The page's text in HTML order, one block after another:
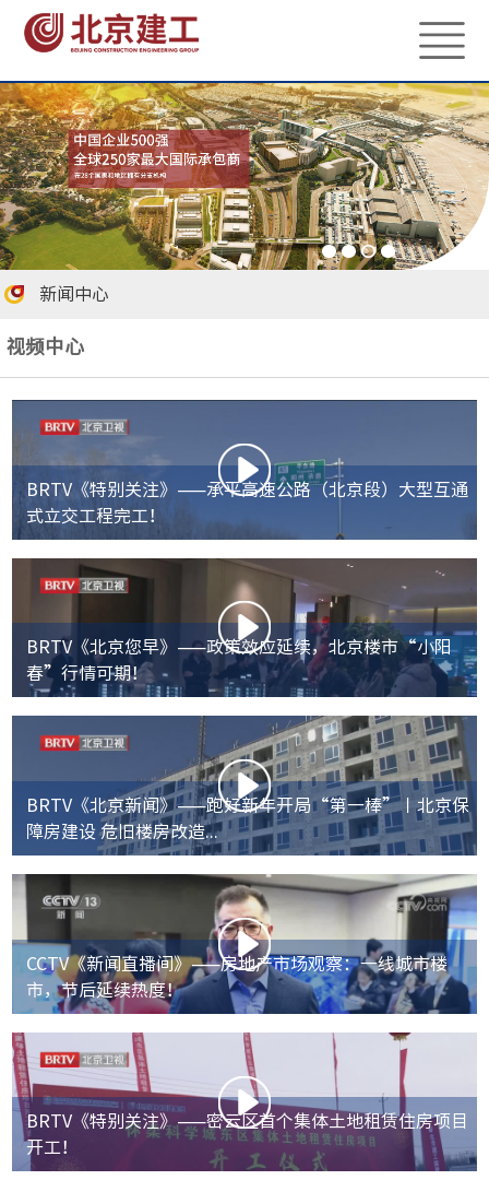
新闻中心
视频中心
BRTV《特别关注》——承平高速公路（北京段）大型互通
式立交工程完工！
BRTV《北京您早》——政策效应延续，北京楼市“小阳
春”行情可期！
BRTV《北京新闻》——跑好新年开局“第一棒”丨北京保
障房建设 危旧楼房改造...
CCTV《新闻直播间》——房地产市场观察：一线城市楼
市，节后延续热度！
BRTV《特别关注》——密云区首个集体土地租赁住房项目
开工！